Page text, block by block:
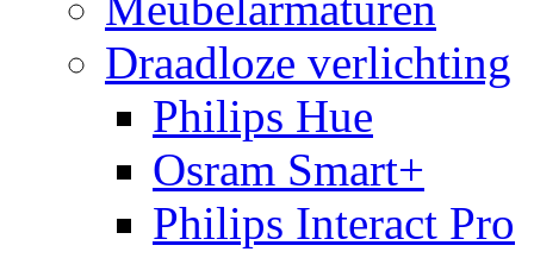
Draadloze verlichting
Philips Hue
Osram Smart+
Philips Interact Pro